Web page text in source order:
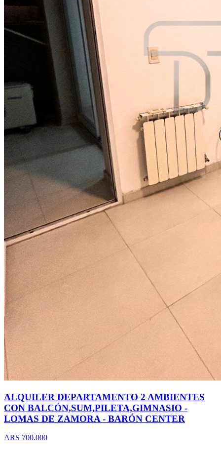
ALQUILER DEPARTAMENTO 2 AMBIENTES
CON BALCÓN,SUM,PILETA,GIMNASIO -
LOMAS DE ZAMORA - BARÓN CENTER
ARS 700.000